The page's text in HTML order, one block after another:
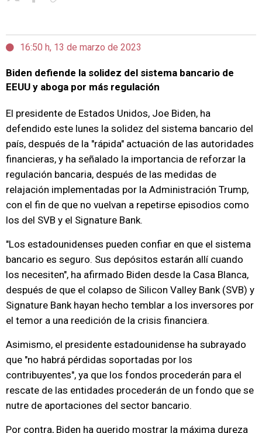
16:50 h, 13 de marzo de 2023
Biden defiende la solidez del sistema bancario de
EEUU y aboga por más regulación
El presidente de Estados Unidos, Joe Biden, ha
defendido este lunes la solidez del sistema bancario del
país, después de la "rápida" actuación de las autoridades
financieras, y ha señalado la importancia de reforzar la
regulación bancaria, después de las medidas de
relajación implementadas por la Administración Trump,
con el fin de que no vuelvan a repetirse episodios como
los del SVB y el Signature Bank.
"Los estadounidenses pueden confiar en que el sistema
bancario es seguro. Sus depósitos estarán allí cuando
los necesiten", ha afirmado Biden desde la Casa Blanca,
después de que el colapso de Silicon Valley Bank (SVB) y
Signature Bank hayan hecho temblar a los inversores por
el temor a una reedición de la crisis financiera.
Asimismo, el presidente estadounidense ha subrayado
que "no habrá pérdidas soportadas por los
contribuyentes", ya que los fondos procederán para el
rescate de las entidades procederán de un fondo que se
nutre de aportaciones del sector bancario.
Por contra, Biden ha querido mostrar la máxima dureza